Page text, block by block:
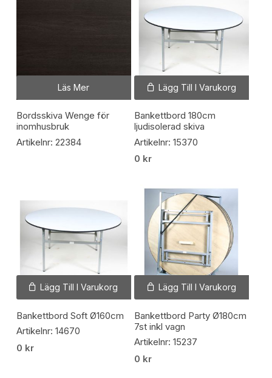
Läs Mer
Bordsskiva Wenge för
inomhusbruk
Artikelnr: 22384
Lägg Till I Varukorg
Bankettbord 180cm
ljudisolerad skiva
Artikelnr: 15370
0 kr
Lägg Till I Varukorg
Bankettbord Soft Ø160cm
Artikelnr: 14670
0 kr
Lägg Till I Varukorg
Bankettbord Party Ø180cm
7st inkl vagn
Artikelnr: 15237
0 kr